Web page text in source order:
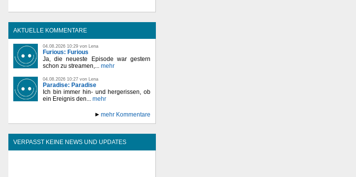
AKTUELLE KOMMENTARE
04.08.2026 10:29 von Lena
Furious: Furious
Ja, die neueste Episode war gestern
schon zu streamen,... mehr
04.08.2026 10:27 von Lena
Paradise: Paradise
Ich bin immer hin- und hergerissen, ob
ein Ereignis den... mehr
mehr Kommentare
VERPASST KEINE NEWS UND UPDATES